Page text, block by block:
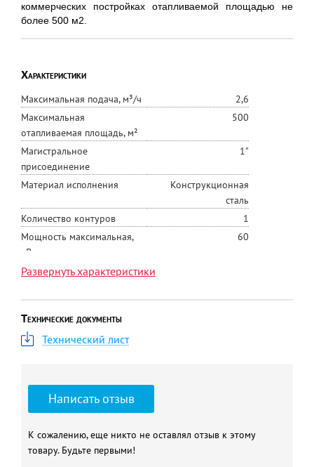
коммерческих постройках отапливаемой площадью не
более 500 м2.
Характеристики
Максимальная подача, м³/ч
2,6
Максимальная
отапливаемая площадь, м²
500
Магистральное
присоединение
1"
Материал исполнения
Конструкционная
сталь
Количество контуров
1
Мощность максимальная,
кВт
60
Развернуть характеристики
Технические документы
Технический лист
Написать отзыв
К сожалению, еще никто не оставлял отзыв к этому
товару. Будьте первыми!